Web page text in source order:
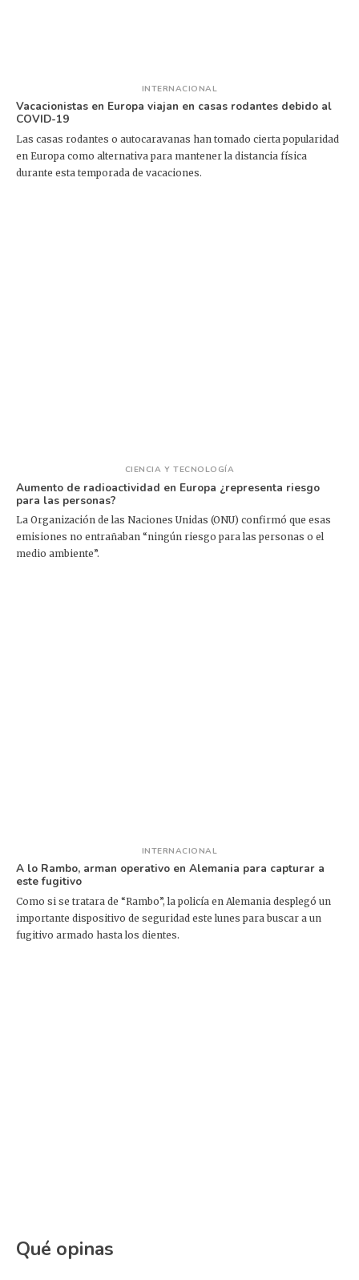
INTERNACIONAL
Vacacionistas en Europa viajan en casas rodantes debido al
COVID-19
Las casas rodantes o autocaravanas han tomado cierta popularidad
en Europa como alternativa para mantener la distancia física
durante esta temporada de vacaciones.
CIENCIA Y TECNOLOGÍA
Aumento de radioactividad en Europa ¿representa riesgo
para las personas?
La Organización de las Naciones Unidas (ONU) confirmó que esas
emisiones no entrañaban “ningún riesgo para las personas o el
medio ambiente”.
INTERNACIONAL
A lo Rambo, arman operativo en Alemania para capturar a
este fugitivo
Como si se tratara de “Rambo”, la policía en Alemania desplegó un
importante dispositivo de seguridad este lunes para buscar a un
fugitivo armado hasta los dientes.
Qué opinas